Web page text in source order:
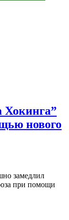
Хокинга”
нового
замедлил
при помощи